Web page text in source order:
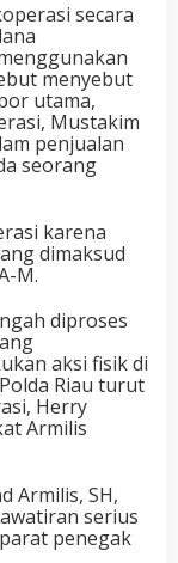
secara
menyebut
utama,
Mustakim
penjualan
seorang
karena
dimaksud
M.
diproses
aksi fisik di
Riau turut
Herry
Armilis
Armilis, SH,
serius
penegak